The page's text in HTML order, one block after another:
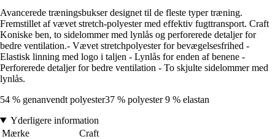
Avancerede træningsbukser designet til de fleste typer træning.
Fremstillet af vævet stretch-polyester med effektiv fugttransport. Craft
Koniske ben, to sidelommer med lynlås og perforerede detaljer for
bedre ventilation.- Vævet stretchpolyester for bevægelsesfrihed -
Elastisk linning med logo i taljen - Lynlås for enden af benene -
Perforerede detaljer for bedre ventilation - To skjulte sidelommer med
lynlås.
54 % genanvendt polyester37 % polyester 9 % elastan
Yderligere information
Mærke
Craft